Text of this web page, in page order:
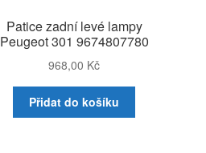
Patice zadní levé lampy
Peugeot 301 9674807780
968,00 Kč
Přidat do košíku